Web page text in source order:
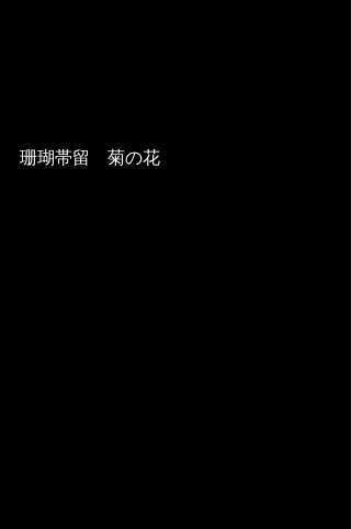
珊瑚帯留　菊の花